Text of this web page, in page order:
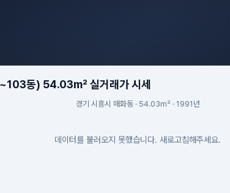
동) 54.03m² 실거래가 시세
경기 시흥시 매화동 · 54.03m² · 1991년
데이터를 불러오지 못했습니다. 새로고침해주세요.